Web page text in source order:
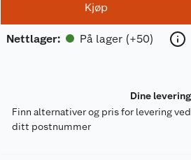
Kjøp
Nettlager: På lager (+50)
Dine
Finn alternativer og pris for levering
ditt postnummer